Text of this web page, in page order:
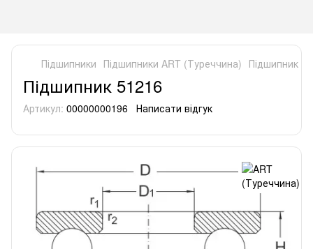
Підшипники Підшипники ART (Туреччина) Підшипник
Підшипник 51216
Артикул: 00000000196 Написати відгук